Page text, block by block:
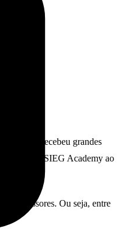
o palco recebeu grandes
da SIEG Academy ao
professores. Ou seja, entre